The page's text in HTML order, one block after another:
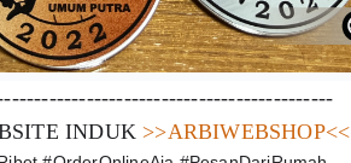
INDUK >>ARBIWEBSHOP<<